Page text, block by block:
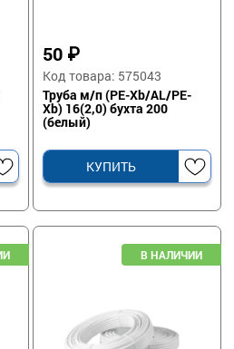
50 ₽
Код товара: 575043
Труба м/п (PE-Xb/AL/PE-
Xb) 16(2,0) бухта 200
(белый)
КУПИТЬ